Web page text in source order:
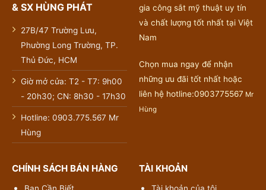
& SX HÙNG PHÁT
27B/47 Trường Lưu,
Phường Long Trường, TP.
Thủ Đức, HCM
Giờ mở cửa: T2 - T7: 9h00
- 20h30; CN: 8h30 - 17h30
Hotline: 0903.775.567 Mr
Hùng
gia công sắt mỹ thuật uy tín
và chất lượng tốt nhất tại Việt
Nam
Chọn mua ngay để nhận
những ưu đãi tốt nhất hoặc
liên hệ hotline:0903775567 Mr
Hùng
CHÍNH SÁCH BÁN HÀNG TÀI KHOẢN